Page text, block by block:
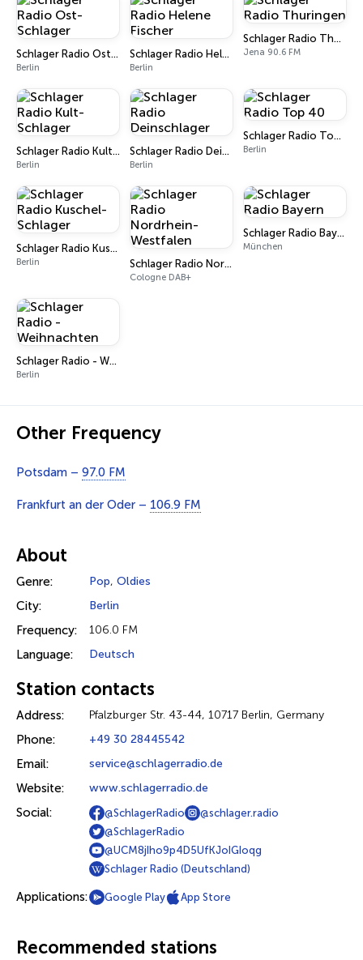
Schlager Radio Ost-Schlager
Berlin
Schlager Radio Helene Fischer
Berlin
Schlager Radio Thuringen
Jena 90.6 FM
Schlager Radio Kult-Schlager
Berlin
Schlager Radio Deinschlager
Berlin
Schlager Radio Top 40
Berlin
Schlager Radio Kuschel-Schlager
Berlin Schlager Radio Nordrhein-Westfalen
Cologne DAB+
Schlager Radio Bayern
München
Schlager Radio - Weihnachten
Berlin
Other Frequency
Potsdam – 97.0 FM
Frankfurt an der Oder – 106.9 FM
About
Genre: Pop, Oldies
City: Berlin
Frequency: 106.0 FM
Language: Deutsch
Station contacts
Address: Pfalzburger Str. 43-44, 10717 Berlin, Germany
Phone: +49 30 28445542
Email: service@schlagerradio.de
Website: www.schlagerradio.de
Social: @SchlagerRadio
@schlager.radio
@SchlagerRadio
@UCM8jIho9p4D5UfKJoIGIoqg
Schlager Radio (Deutschland)
Applications: Google Play App Store
Recommended stations